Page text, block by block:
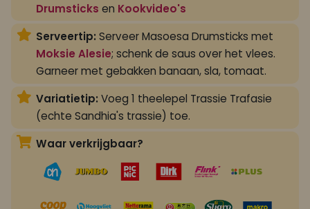
Drumsticks en Kookvideo's
Serveertip: Serveer Masoesa Drumsticks met
Moksie Alesie; schenk de saus over het vlees.
Garneer met gebakken banaan, sla, tomaat.
Variatietip: Voeg 1 theelepel Trassie Trafasie
(echte Sandhia's trassie) toe.
Waar verkrijgbaar?